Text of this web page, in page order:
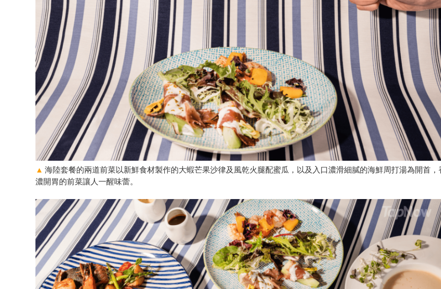
▲ 海陸套餐的兩道前菜以新鮮食材製作的大蝦芒果沙律及風乾火腿配蜜瓜，以及入口濃滑細膩的海鮮周打湯為開首，
濃開胃的前菜讓人一醒味蕾。